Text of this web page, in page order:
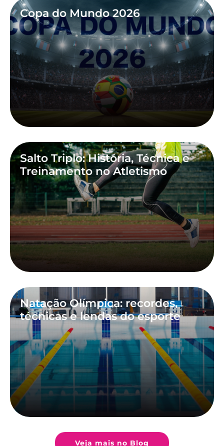
Copa do Mundo 2026
Salto Triplo: História, Técnica e
Treinamento no Atletismo
Natação Olímpica: recordes,
técnicas e lendas do esporte
Veja mais no Blog